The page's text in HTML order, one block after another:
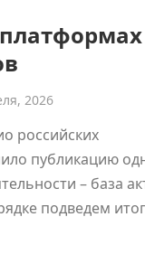
платформах
2026
российских
публикацию
– база
подведем